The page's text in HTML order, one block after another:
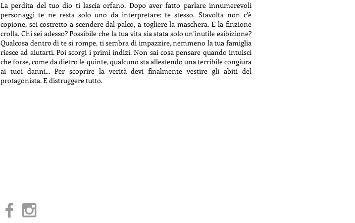
La perdita del tuo dio ti lascia orfano. Dopo aver fatto parlare innumerevoli
personaggi te ne resta solo uno da interpretare: te stesso. Stavolta non c’è
copione, sei costretto a scendere dal palco, a togliere la maschera. E la finzione
crolla. Chi sei adesso? Possibile che la tua vita sia stata solo un’inutile esibizione?
Qualcosa dentro di te si rompe, ti sembra di impazzire, nemmeno la tua famiglia
riesce ad aiutarti. Poi scorgi i primi indizi. Non sai cosa pensare quando intuisci
che forse, come da dietro le quinte, qualcuno sta allestendo una terribile congiura
ai tuoi danni... Per scoprire la verità devi finalmente vestire gli abiti del
protagonista. E distruggere tutto.